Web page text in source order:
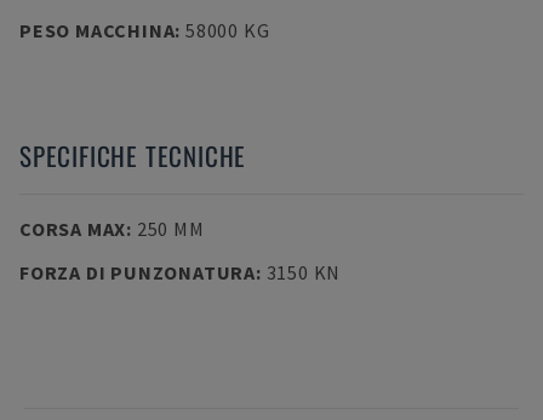
PESO MACCHINA: 58000 KG
SPECIFICHE TECNICHE
CORSA MAX: 250 MM
FORZA DI PUNZONATURA: 3150 KN